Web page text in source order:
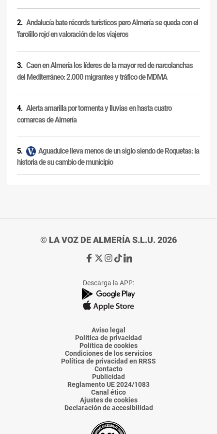
Andalucía bate récords turísticos pero Almería se queda con el
'farolillo rojo' en valoración de los viajeros
Caen en Almería los líderes de la mayor red de narcolanchas
del Mediterráneo: 2.000 migrantes y tráfico de MDMA
Alerta amarilla por tormenta y lluvias en hasta cuatro
comarcas de Almería
Aguadulce lleva menos de un siglo siendo de Roquetas: la
historia de su cambio de municipio
© LA VOZ DE ALMERÍA S.L.U. 2026
Ir
de
La
Voz
Almería
Ir
de
La
Voz
Almería
Ir
de
La
Voz
Almería
Ir
de
La
Voz
Almería
Ir
de
La
Voz
Descarga la APP:
Aviso legal
Política de privacidad
Política de cookies
Condiciones de los servicios
Política de privacidad en RRSS
Contacto
Publicidad
Reglamento UE 2024/1083
Canal ético
Ajustes de cookies
Declaración de accesibilidad